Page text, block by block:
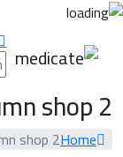
2 Column shop
Home
2 Column shop